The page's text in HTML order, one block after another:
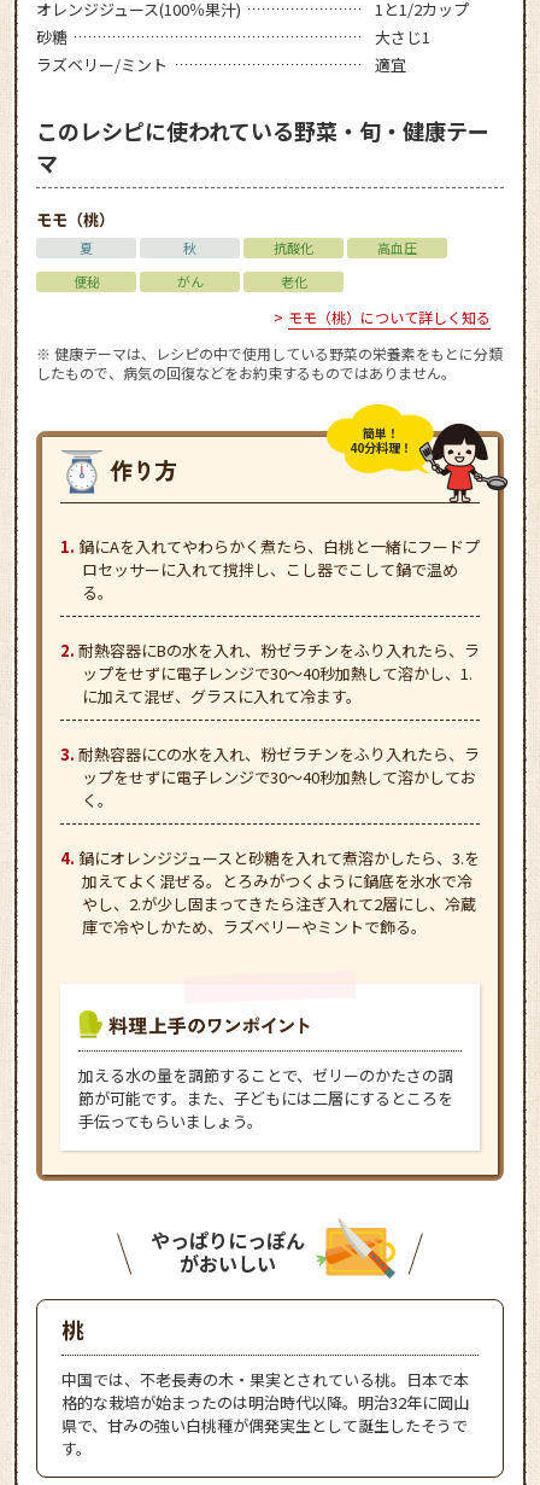
オレンジジュース(100％果汁)
1と1/2カップ
砂糖
大さじ1
ラズベリー/ミント
適宜
このレシピに使われている野菜・旬・健康テー
マ
モモ（桃）
夏 秋 抗酸化
高血圧
便秘
がん 老化
モモ（桃）について詳しく知る
※ 健康テーマは、レシピの中で使用している野菜の栄養素をもとに分類
したもので、病気の回復などをお約束するものではありません。
簡単！
40分料理！
鍋にAを入れてやわらかく煮たら、白桃と一緒にフードプ
ロセッサーに入れて撹拌し、こし器でこして鍋で温め
る。
耐熱容器にBの水を入れ、粉ゼラチンをふり入れたら、ラ
ップをせずに電子レンジで30～40秒加熱して溶かし、1.
に加えて混ぜ、グラスに入れて冷ます。
耐熱容器にCの水を入れ、粉ゼラチンをふり入れたら、ラ
ップをせずに電子レンジで30～40秒加熱して溶かしてお
く。
鍋にオレンジジュースと砂糖を入れて煮溶かしたら、3.を
加えてよく混ぜる。とろみがつくように鍋底を氷水で冷
やし、2.が少し固まってきたら注ぎ入れて2層にし、冷蔵
庫で冷やしかため、ラズベリーやミントで飾る。
加える水の量を調節することで、ゼリーのかたさの調
節が可能です。また、子どもには二層にするところを
手伝ってもらいましょう。
やっぱりにっぽん
がおいしい
桃
中国では、不老長寿の木・果実とされている桃。日本で本
格的な栽培が始まったのは明治時代以降。明治32年に岡山
県で、甘みの強い白桃種が偶発実生として誕生したそうで
す。